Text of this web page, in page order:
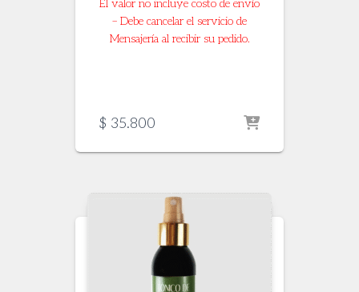
El valor no incluye costo de envío
– Debe cancelar el servicio de
Mensajería al recibir su pedido.
$ 35.800